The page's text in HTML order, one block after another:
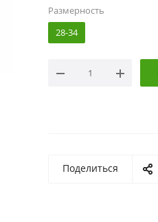
Размерность
28-34
Поделиться